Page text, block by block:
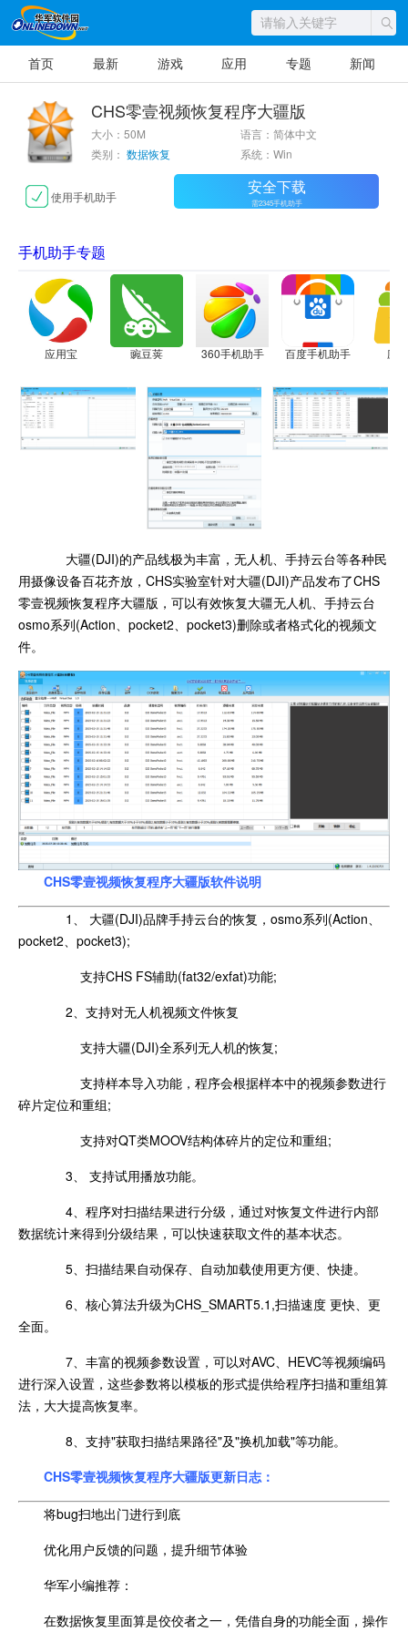
首页 最新 游戏 应用 专题 新闻
CHS零壹视频恢复程序大疆版
大小：50M
语言：简体中文
类别： 数据恢复 系统：Win
使用手机助手 安全下载
需2345手机助手
手机助手专题
应用宝 豌豆荚 360手机助手 百度手机助手 应
大疆(DJI)的产品线极为丰富，无人机、手持云台等各种民
用摄像设备百花齐放，CHS实验室针对大疆(DJI)产品发布了CHS
零壹视频恢复程序大疆版，可以有效恢复大疆无人机、手持云台
osmo系列(Action、pocket2、pocket3)删除或者格式化的视频文
件。
CHS零壹视频恢复程序大疆版软件说明
1、 大疆(DJI)品牌手持云台的恢复，osmo系列(Action、
pocket2、pocket3);
支持CHS FS辅助(fat32/exfat)功能;
2、支持对无人机视频文件恢复
支持大疆(DJI)全系列无人机的恢复;
支持样本导入功能，程序会根据样本中的视频参数进行
碎片定位和重组;
支持对QT类MOOV结构体碎片的定位和重组;
3、 支持试用播放功能。
4、程序对扫描结果进行分级，通过对恢复文件进行内部
数据统计来得到分级结果，可以快速获取文件的基本状态。
5、扫描结果自动保存、自动加载使用更方便、快捷。
6、核心算法升级为CHS_SMART5.1,扫描速度 更快、更
全面。
7、丰富的视频参数设置，可以对AVC、HEVC等视频编码
进行深入设置，这些参数将以模板的形式提供给程序扫描和重组算
法，大大提高恢复率。
8、支持"获取扫描结果路径"及"换机加载"等功能。
CHS零壹视频恢复程序大疆版更新日志：
将bug扫地出门进行到底
优化用户反馈的问题，提升细节体验
华军小编推荐：
在数据恢复里面算是佼佼者之一，凭借自身的功能全面，操作